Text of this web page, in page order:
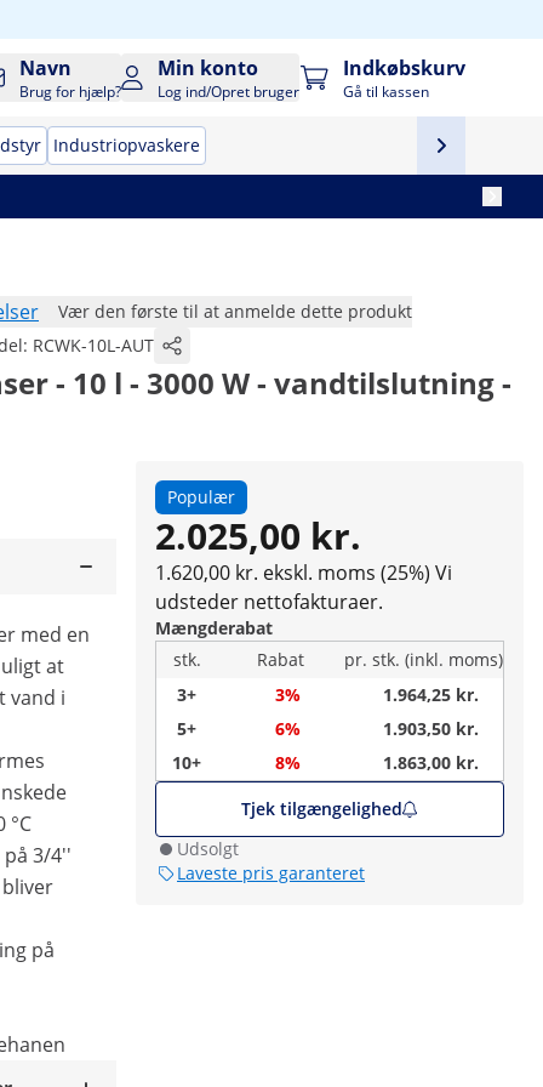
Navn
Brug for hjælp?
Min konto
Log ind/Opret bruger
Indkøbskurv
Gå til kassen
Industriopvaskere
Vær den første til at anmelde dette produkt
RCWK-10L-AUT
- 10 l - 3000 W - vandtilslutning -
Populær
2.025,00 kr.
1.620,00 kr. ekskl. moms (25%) Vi
udsteder nettofakturaer.
Mængderabat
stk.
Rabat
pr. stk. (inkl. moms)
3+
3%
1.964,25 kr.
5+
6%
1.903,50 kr.
10+
8%
1.863,00 kr.
Tjek tilgængelighed
Udsolgt
Laveste pris garanteret
med en
at
vand i
°C
3/4''
på